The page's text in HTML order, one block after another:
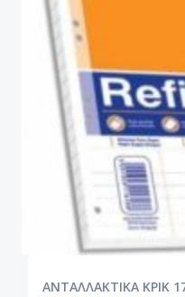
ΑΝΤΑΛΛΑΚΤΙΚΑ ΚΡΙΚ